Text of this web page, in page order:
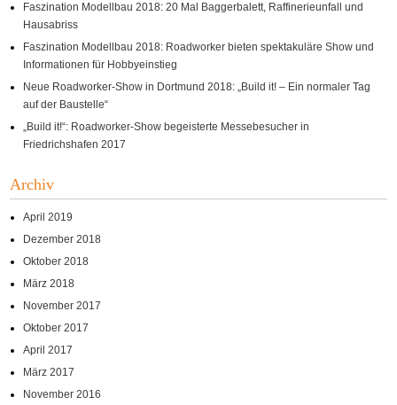
Faszination Modellbau 2018: 20 Mal Baggerbalett, Raffinerieunfall und
Hausabriss
Faszination Modellbau 2018: Roadworker bieten spektakuläre Show und
Informationen für Hobbyeinstieg
Neue Roadworker-Show in Dortmund 2018: „Build it! – Ein normaler Tag
auf der Baustelle“
„Build it!“: Roadworker-Show begeisterte Messebesucher in
Friedrichshafen 2017
Archiv
April 2019
Dezember 2018
Oktober 2018
März 2018
November 2017
Oktober 2017
April 2017
März 2017
November 2016